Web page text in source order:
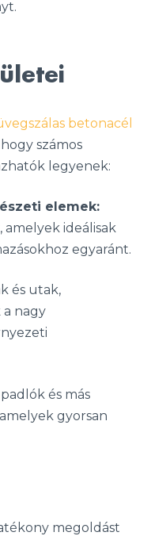
betonacél
számos
legyenek:
elemek:
amelyek ideálisak
egyaránt.
és utak,
nagy
és más
gyorsan
megoldást